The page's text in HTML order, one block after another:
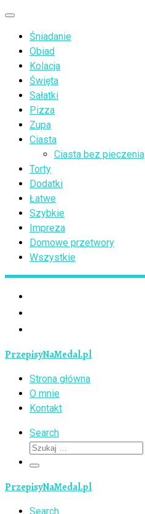
Przejdź
treści
Menu
Śniadanie
Obiad
Kolacja
Święta
Sałatki
Pizza
Zupa
Ciasta
Ciasta bez pieczenia
Torty
Dodatki
Łatwe
Szybkie
Impreza
Domowe przetwory
Wszystkie
PrzepisyNaMedal.pl
Strona główna
O mnie
Kontakt
Search
Szukaj
Menu
PrzepisyNaMedal.pl
Search